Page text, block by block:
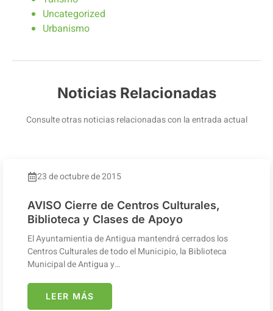
Uncategorized
Urbanismo
Noticias Relacionadas
Consulte otras noticias relacionadas con la entrada actual
23 de octubre de 2015
AVISO Cierre de Centros Culturales,
Biblioteca y Clases de Apoyo
El Ayuntamientia de Antigua mantendrá cerrados los
Centros Culturales de todo el Municipio, la Biblioteca
Municipal de Antigua y…
LEER MÁS